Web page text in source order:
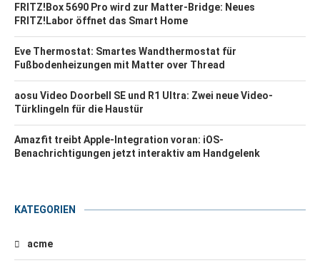
FRITZ!Box 5690 Pro wird zur Matter-Bridge: Neues
FRITZ!Labor öffnet das Smart Home
Eve Thermostat: Smartes Wandthermostat für
Fußbodenheizungen mit Matter over Thread
aosu Video Doorbell SE und R1 Ultra: Zwei neue Video-
Türklingeln für die Haustür
Amazfit treibt Apple-Integration voran: iOS-
Benachrichtigungen jetzt interaktiv am Handgelenk
KATEGORIEN
acme